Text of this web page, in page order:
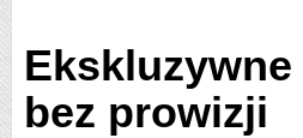
bez prowizji